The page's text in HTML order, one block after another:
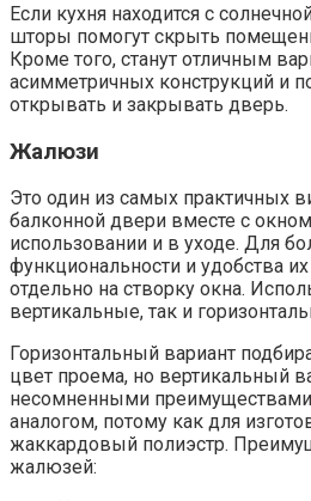
Если кухня находится с
шторы помогут скрыть
Кроме того, станут отличным
асимметричных конструкций и
открывать и закрывать дверь.
Жалюзи
Это один из самых практичных
балконной двери вместе с
использовании и в уходе. Для
функциональности и удобства
отдельно на створку окна.
вертикальные, так и
Горизонтальный вариант
цвет проема, но вертикальный
несомненными
аналогом, потому как для
жаккардовый полиэстр.
жалюзей: